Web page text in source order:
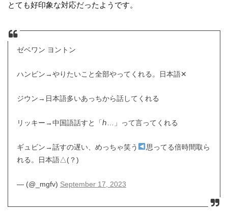
とても好印象な対応だったようです。
ゼベワン ヨントン
ハンビン→やりたいこと全部やってくれる。日本語✕
ジウン→日本語多いあっちから話してくれる
リッキー→中国語話すと「ℎ…」って言ってくれる
ギュビン→話すの遅い、めっちゃ笑う
思ってる倍時間取ら
れる。日本語△(？)
— (@_mgfv) September 17, 2023